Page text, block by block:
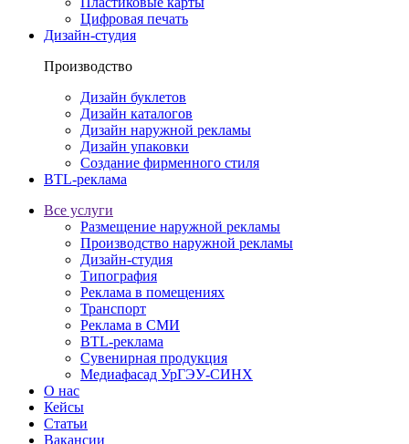
Цифровая печать
Дизайн-студия
Производство
Дизайн буклетов
Дизайн каталогов
Дизайн наружной рекламы
Дизайн упаковки
Создание фирменного стиля
BTL-реклама
Все услуги
Размещение наружной рекламы
Производство наружной рекламы
Дизайн-студия
Типография
Реклама в помещениях
Транспорт
Реклама в СМИ
BTL-реклама
Сувенирная продукция
Медиафасад УрГЭУ-СИНХ
О нас
Кейсы
Статьи
Вакансии